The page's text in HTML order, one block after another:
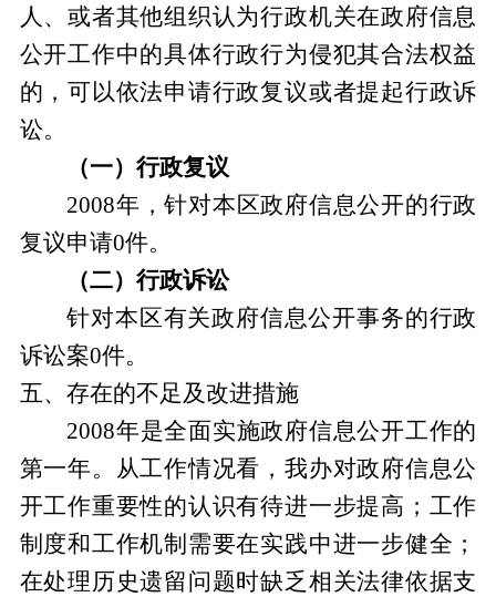
人、或者其他组织认为行政机关在政府信息
公开工作中的具体行政行为侵犯其合法权益
的，可以依法申请行政复议或者提起行政诉
讼。
（一）行政复议
2008年，针对本区政府信息公开的行政
复议申请0件。
（二）行政诉讼
针对本区有关政府信息公开事务的行政
诉讼案0件。
五、存在的不足及改进措施
2008年是全面实施政府信息公开工作的
第一年。从工作情况看，我办对政府信息公
开工作重要性的认识有待进一步提高；工作
制度和工作机制需要在实践中进一步健全；
在处理历史遗留问题时缺乏相关法律依据支